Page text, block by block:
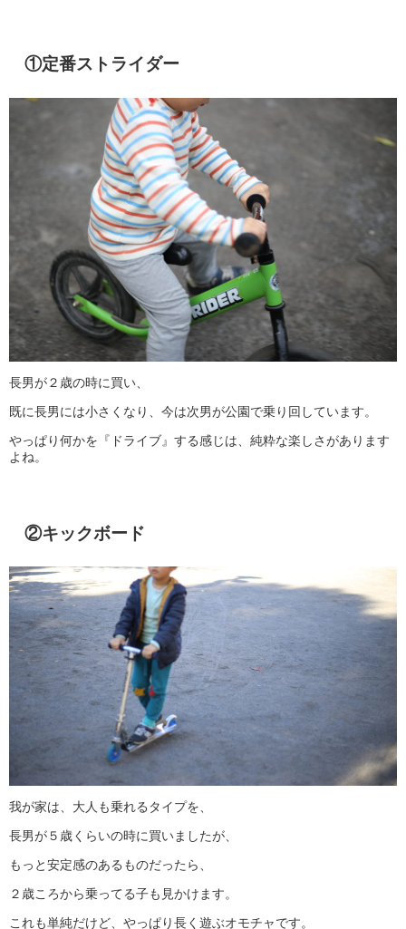
①定番ストライダー
長男が２歳の時に買い、
既に長男には小さくなり、今は次男が公園で乗り回しています。
やっぱり何かを『ドライブ』する感じは、純粋な楽しさがあります
よね。
②キックボード
我が家は、大人も乗れるタイプを、
長男が５歳くらいの時に買いましたが、
もっと安定感のあるものだったら、
２歳ころから乗ってる子も見かけます。
これも単純だけど、やっぱり長く遊ぶオモチャです。